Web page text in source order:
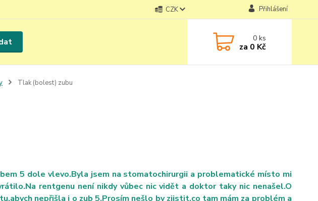
CZK Přihlášení
0ks
za 0 Kč
Tlak (bolest) zubu
5 dole vlevo.Byla jsem na stomatochirurgii a problematické místo mi
rentgenu není nikdy vůbec nic vidět a doktor taky nic nenašel.O
nepřišla i o zub 5.Prosím nešlo by zjistit,co tam mám za problém a